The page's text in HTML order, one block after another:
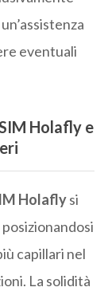
eventuali
Holafly e
Holaflysi
posizionandosi
capillari nel
La solidità